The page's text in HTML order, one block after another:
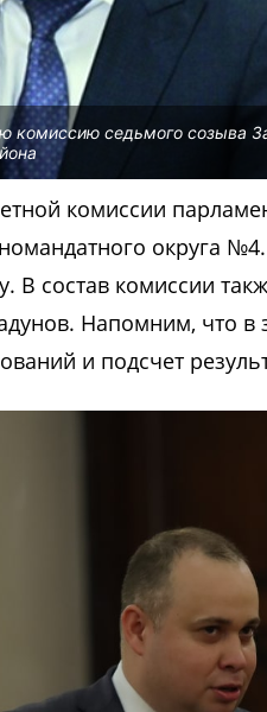
комиссию седьмого созыва
комиссии
округа
В состав комиссии
Напомним, что в
и подсчет